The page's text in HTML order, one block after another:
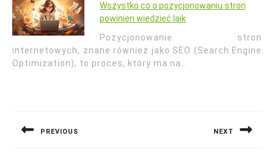
Wszystko co o pozycjonowaniu stron
powinien wiedzieć laik
Pozycjonowanie stron
internetowych, znane również jako SEO (Search Engine
Optimization), to proces, który ma na…
PREVIOUS NEXT